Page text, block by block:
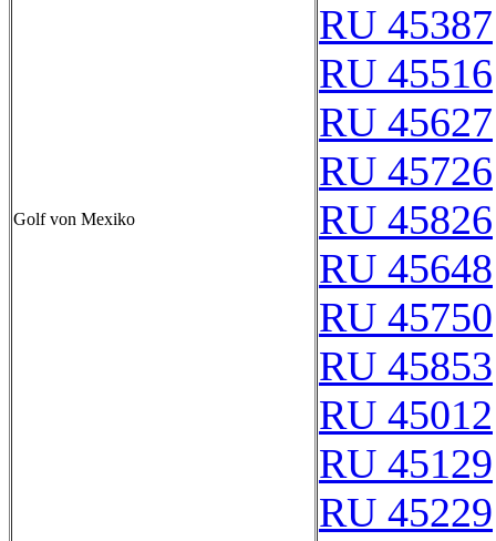
Golf von Mexiko
RU 45387
RU 45516
RU 45627
RU 45726
RU 45826
RU 45648
RU 45750
RU 45853
RU 45012
RU 45129
RU 45229